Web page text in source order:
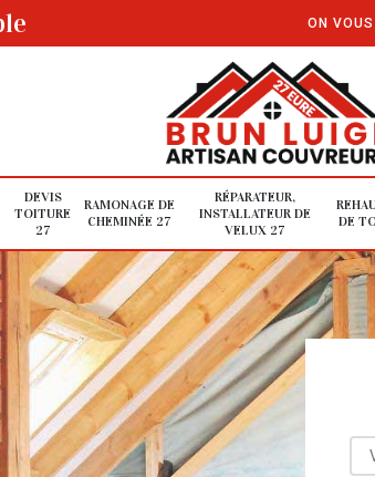
ON
DEVIS
TOITURE
27
RAMONAGE DE
CHEMINÉE 27
RÉPARATEUR,
INSTALLATEUR DE
VELUX 27
DE